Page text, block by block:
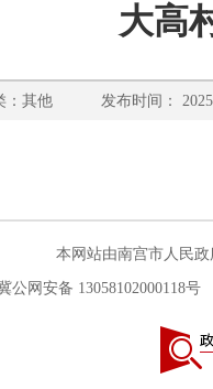
大高
：其他 发布时间：
本网站由南宫市人民
公网安备 13058102000118号